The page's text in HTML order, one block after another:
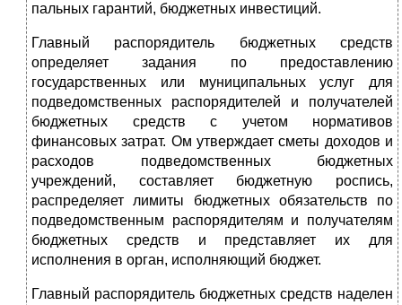
пальных гарантий, бюджетных инвестиций.
Главный распорядитель бюджетных средств
определяет зада­ния по предоставлению
государственных или муниципальных услуг для
подведомственных распорядителей и получателей
бюджетных средств с учетом нормативов
финансовых затрат. Ом утверждает сметы доходов и
расходов подведомственных бюджетных
учреждений, составляет бюджетную роспись,
распреде­ляет лимиты бюджетных обязательств по
подведомственным распорядителям и получателям
бюджетных средств и представ­ляет их для
исполнения в орган, исполняющий бюджет.
Главный распорядитель бюджетных средств наделен